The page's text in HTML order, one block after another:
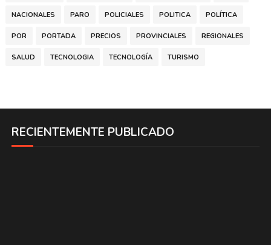
NACIONALES PARO POLICIALES POLITICA POLÍTICA
POR PORTADA PRECIOS PROVINCIALES REGIONALES
SALUD TECNOLOGIA TECNOLOGÍA TURISMO
RECIENTEMENTE PUBLICADO